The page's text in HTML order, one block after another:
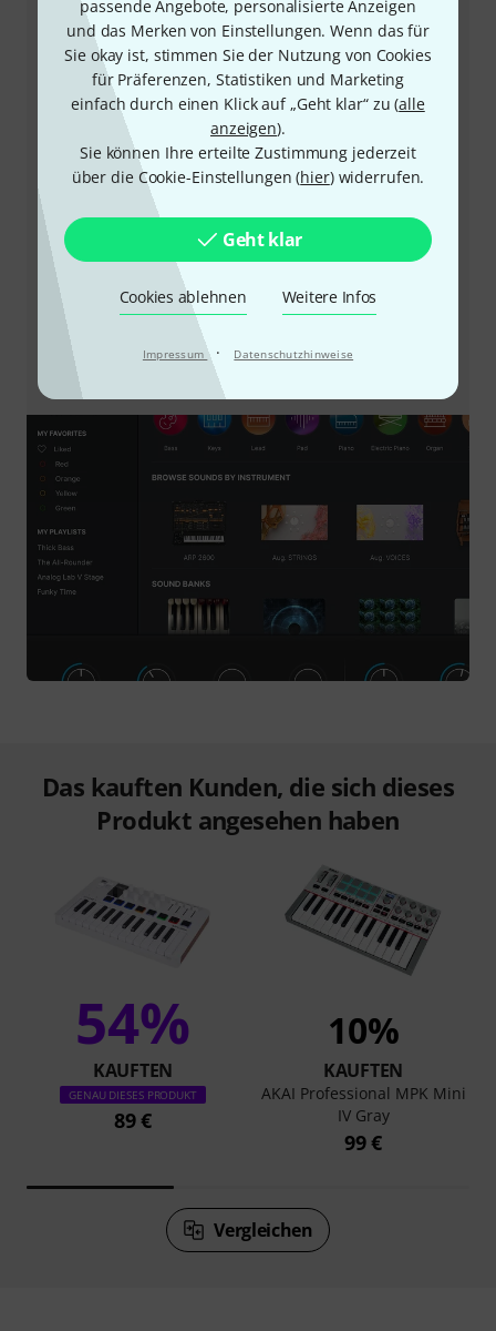
passende Angebote, personalisierte Anzeigen
und das Merken von Einstellungen. Wenn das für
Sie okay ist, stimmen Sie der Nutzung von Cookies
für Präferenzen, Statistiken und Marketing
einfach durch einen Klick auf „Geht klar“ zu (alle
anzeigen).
Sie können Ihre erteilte Zustimmung jederzeit
über die Cookie-Einstellungen (hier) widerrufen.
Geht klar
Cookies ablehnen Weitere Infos
Impressum · Datenschutzhinweise
unterschiedlichsten Software-Synthesizer und
Emulationen daher. Die Soundauswahl geht von
modernen Software-Synths wie Pigments, über
klassische Analog-Emulationen wie den Arp 2600, MS-
20 oder den MiniMoog, bis hin zu Vocal- und String-
Synths aus Arturias Hybrid-Instrumenten Augmented
Strings und Voices. Jedes Preset besitzt eine Auswahl
an veränderbaren Parametern, welche sich schnell
und einfach über das MiniLab 3 ansteuern lassen. Für
noch mehr Auswahl steht ein kostengünstiges Update
auf die vollwertige Version Analog Lab Pro mit einer
noch größeren Preset-Auswahl zur Verfügung. Um
noch mehr Kontrolle über die Sounds zu erlangen,
können auch alle Soft-Synths separat erworben und
anschließend mit ihrem vollen Funktionsumfang in
Analog Lab verwendet werden.
Das kauften Kunden, die sich dieses
Produkt angesehen haben
54%
KAUFTEN
GENAU DIESES PRODUKT
89 €
10%
KAUFTEN
AKAI Professional MPK Mini
IV Gray
99 €
Vergleichen